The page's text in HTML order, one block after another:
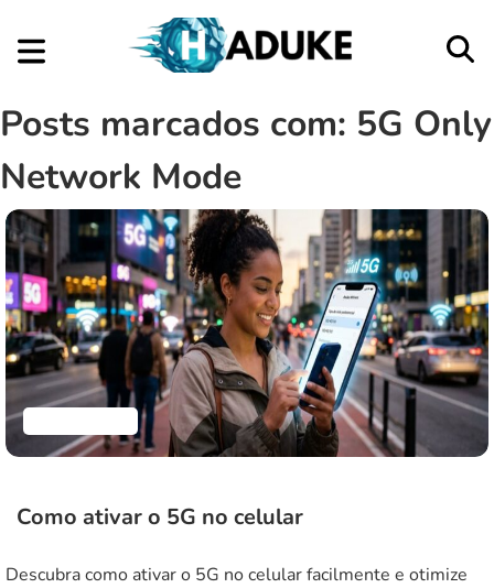
Posts marcados com: 5G Only
Network Mode
Como ativar o 5G no celular
Descubra como ativar o 5G no celular facilmente e otimize